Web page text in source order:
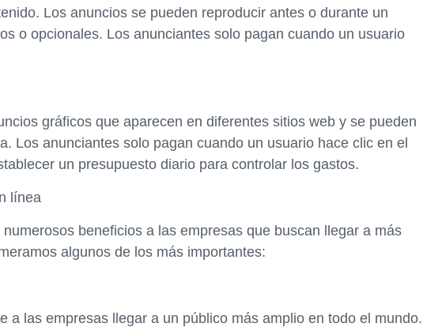
Los anuncios se pueden reproducir antes o durante un
o opcionales. Los anunciantes solo pagan cuando un usuario
gráficos que aparecen en diferentes sitios web y se pueden
Los anunciantes solo pagan cuando un usuario hace clic en el
un presupuesto diario para controlar los gastos.
línea
beneficios a las empresas que buscan llegar a más
algunos de los más importantes:
a las empresas llegar a un público más amplio en todo el mundo.